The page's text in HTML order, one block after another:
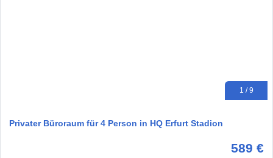
1 / 9
Privater Büroraum für 4 Person in HQ Erfurt Stadion
589 €